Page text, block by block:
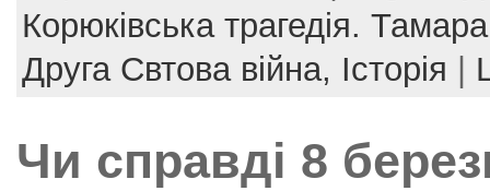
e
b
o
k
er e
st
l
e
Корюківська трагедія.
Друга Свтова війна, Історія
Чи справді 8